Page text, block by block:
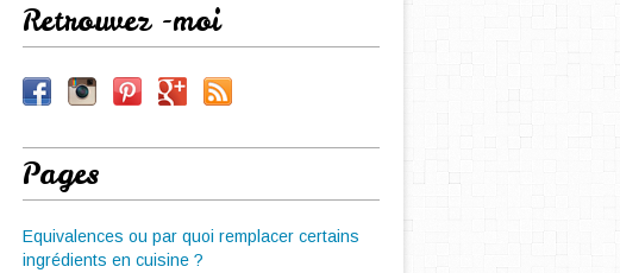
Retrouvez -moi
Pages
Equivalences ou par quoi remplacer certains
ingrédients en cuisine ?